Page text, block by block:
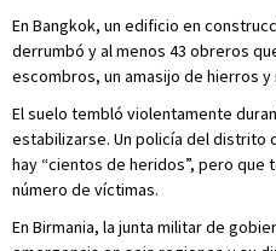
En Bangkok, un edificio en
derrumbó y al menos 43 obreros
escombros, un amasijo de hierros
El suelo tembló violentamente
estabilizarse. Un policía del distrito
hay “cientos de heridos”, pero
número de víctimas.
En Birmania, la junta militar de